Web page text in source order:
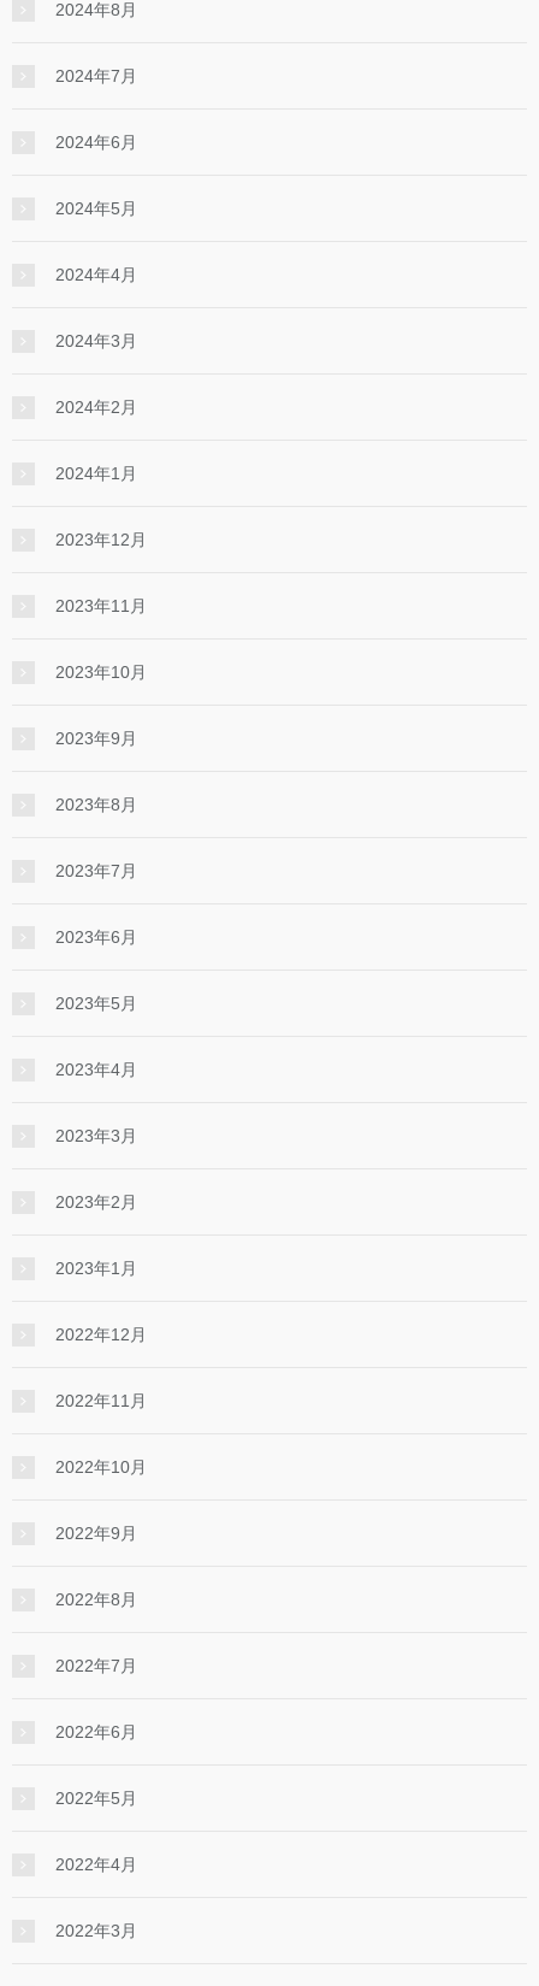
2024年8月
2024年7月
2024年6月
2024年5月
2024年4月
2024年3月
2024年2月
2024年1月
2023年12月
2023年11月
2023年10月
2023年9月
2023年8月
2023年7月
2023年6月
2023年5月
2023年4月
2023年3月
2023年2月
2023年1月
2022年12月
2022年11月
2022年10月
2022年9月
2022年8月
2022年7月
2022年6月
2022年5月
2022年4月
2022年3月